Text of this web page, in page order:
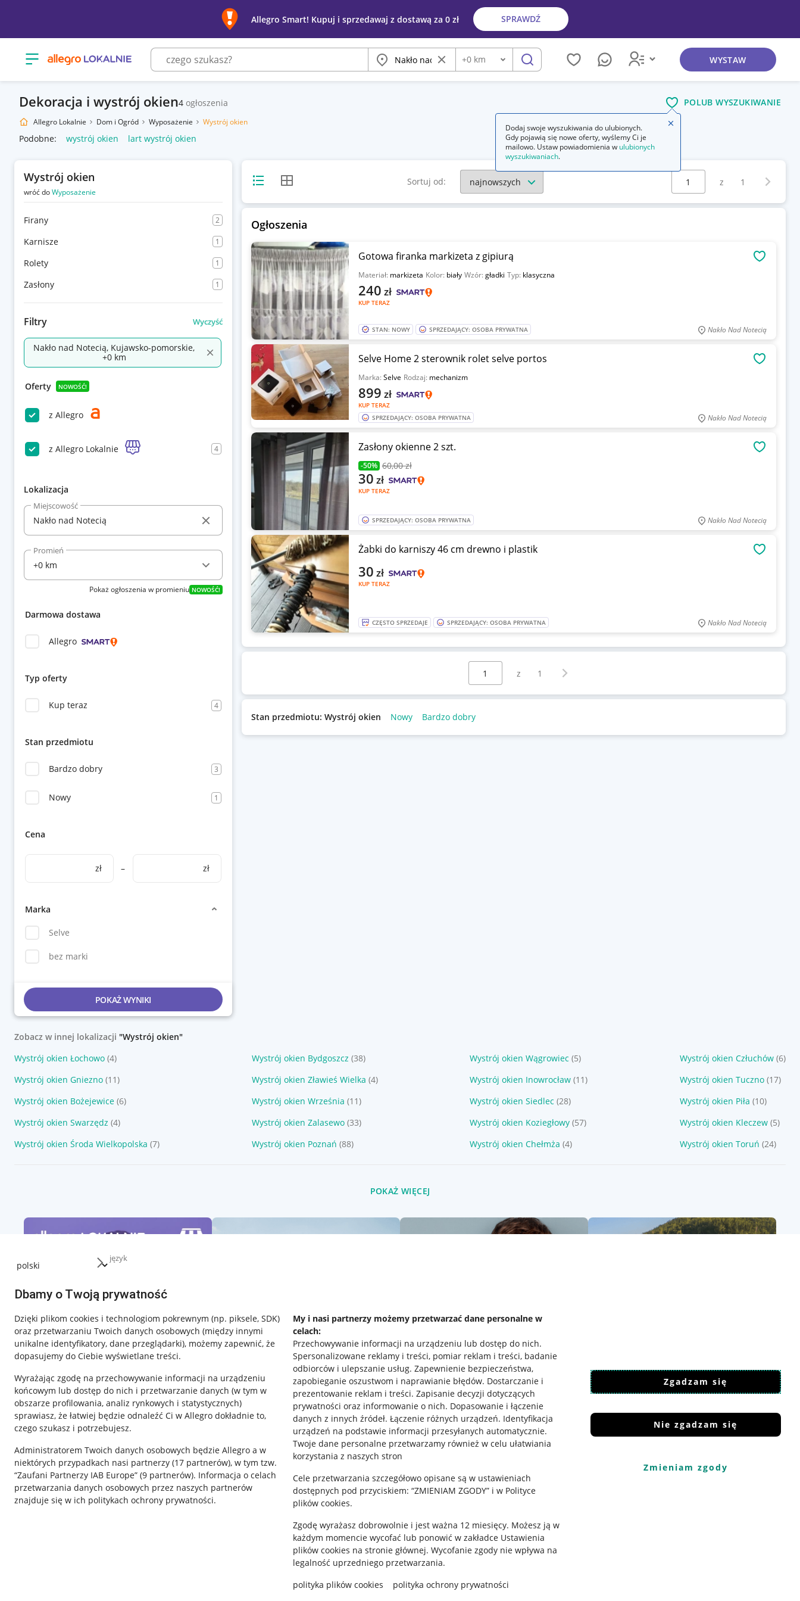
język
Dbamy o Twoją prywatność
Dzięki plikom cookies i technologiom pokrewnym (np. piksele, SDK)
oraz przetwarzaniu Twoich danych osobowych (między innymi
unikalne identyfikatory, dane przeglądarki), możemy zapewnić, że
dopasujemy do Ciebie wyświetlane treści.
Wyrażając zgodę na przechowywanie informacji na urządzeniu
końcowym lub dostęp do nich i przetwarzanie danych (w tym w
obszarze profilowania, analiz rynkowych i statystycznych)
sprawiasz, że łatwiej będzie odnaleźć Ci w Allegro dokładnie to,
czego szukasz i potrzebujesz.
Administratorem Twoich danych osobowych będzie Allegro a w
niektórych przypadkach nasi partnerzy (17 partnerów), w tym tzw.
“Zaufani Partnerzy IAB Europe” (9 partnerów). Informacja o celach
przetwarzania danych osobowych przez naszych partnerów
znajduje się w ich politykach ochrony prywatności.
My i nasi partnerzy możemy przetwarzać dane personalne w
celach:
Przechowywanie informacji na urządzeniu lub dostęp do nich.
Spersonalizowane reklamy i treści, pomiar reklam i treści, badanie
odbiorców i ulepszanie usług. Zapewnienie bezpieczeństwa,
zapobieganie oszustwom i naprawianie błędów. Dostarczanie i
prezentowanie reklam i treści. Zapisanie decyzji dotyczących
prywatności oraz informowanie o nich. Dopasowanie i łączenie
danych z innych źródeł. Łączenie różnych urządzeń. Identyfikacja
urządzeń na podstawie informacji przesyłanych automatycznie.
Twoje dane personalne przetwarzamy również w celu ułatwiania
korzystania z naszych stron
Cele przetwarzania szczegółowo opisane są w ustawieniach
dostępnych pod przyciskiem: “ZMIENIAM ZGODY” i w Polityce
plików cookies.
Zgodę wyrażasz dobrowolnie i jest ważna 12 miesięcy. Możesz ją w
każdym momencie wycofać lub ponowić w zakładce Ustawienia
plików cookies na stronie głównej. Wycofanie zgody nie wpływa na
legalność uprzedniego przetwarzania.
polityka plików cookies
polityka ochrony prywatności
Zgadzam się
Nie zgadzam się
Zmieniam zgody
Allegro Smart! Kupuj i sprzedawaj z dostawą za 0 zł SPRAWDŹ
Otwórz menu z kategoriami Miasto Wyczyść frazę
Odległość
+0 km szukaj WYSTAW
Dekoracja i wystrój okien4 ogłoszenia POLUB WYSZUKIWANIE
Allegro Lokalnie Dom i Ogród Wyposażenie Wystrój okien
Podobne: wystrój okien lart wystrój okien
Wystrój okien
wróć doWyposażenie
Firany 2
Karnisze 1
Rolety 1
Zasłony 1
Filtry Wyczyść
Nakło nad Notecią, Kujawsko-pomorskie,
+0 km
Oferty NOWOŚĆ!
z Allegro
z Allegro Lokalnie 4
Lokalizacja
Miejscowość
Promień
Pokaż ogłoszenia w promieniu NOWOŚĆ!
Darmowa dostawa
Allegro
Typ oferty
Kup teraz 4
Stan przedmiotu
Bardzo dobry 3
Nowy 1
Cena
zł – zł
Marka
Selve
bez marki
POKAŻ WYNIKI
Widok listyWidok siatki Sortuj od:
Wybierz stronę:
z 1
Ogłoszenia
Gotowa firanka markizeta z gipiurą
Materiał: markizeta Kolor: biały Wzór:gładki Typ: klasyczna
KUP TERAZ
240 zł
STAN: NOWY SPRZEDAJĄCY: OSOBA PRYWATNA Nakło Nad Notecią
Selve Home 2 sterownik rolet selve portos
Marka:Selve Rodzaj: mechanizm
KUP TERAZ
899 zł
SPRZEDAJĄCY: OSOBA PRYWATNA Nakło Nad Notecią
Zasłony okienne 2 szt.
-50% 60,00 zł
KUP TERAZ
30 zł
SPRZEDAJĄCY: OSOBA PRYWATNA Nakło Nad Notecią
Żabki do karniszy 46 cm drewno i plastik
KUP TERAZ
30 zł
CZĘSTO SPRZEDAJE SPRZEDAJĄCY: OSOBA PRYWATNA Nakło Nad Notecią
Wybierz stronę:
z 1 Następna strona
Stan przedmiotu: Wystrój okien Nowy Bardzo dobry
Zobacz w innej lokalizacji "Wystrój okien"
Wystrój okien Łochowo (4) Wystrój okien Bydgoszcz (38) Wystrój okien Wągrowiec (5) Wystrój okien Człuchów (6)
Wystrój okien Gniezno (11) Wystrój okien Zławieś Wielka (4) Wystrój okien Inowrocław (11) Wystrój okien Tuczno (17)
Wystrój okien Bożejewice (6) Wystrój okien Września (11) Wystrój okien Siedlec (28) Wystrój okien Piła (10)
Wystrój okien Swarzędz (4) Wystrój okien Zalasewo (33) Wystrój okien Koziegłowy (57) Wystrój okien Kleczew (5)
Wystrój okien Środa Wielkopolska (7) Wystrój okien Poznań (88) Wystrój okien Chełmża (4) Wystrój okien Toruń (24)
POKAŻ WIĘCEJ
Przydatne informacje
Jak to działa
Napisz do nas
Allegro Gadane dla sprzedających
Regulamin
Polityka plików "cookies"
Ustawienia plików "cookies"
Udostępnianie lokalizacji
Informacje dla Aktu o Usługach Cyfrowych
Pobierz aplikację
Dodaj swoje wyszukiwania do ulubionych.
Gdy pojawią się nowe oferty, wyślemy Ci je
mailowo. Ustaw powiadomienia w ulubionych
wyszukiwaniach.
Zamknij wskazówkę